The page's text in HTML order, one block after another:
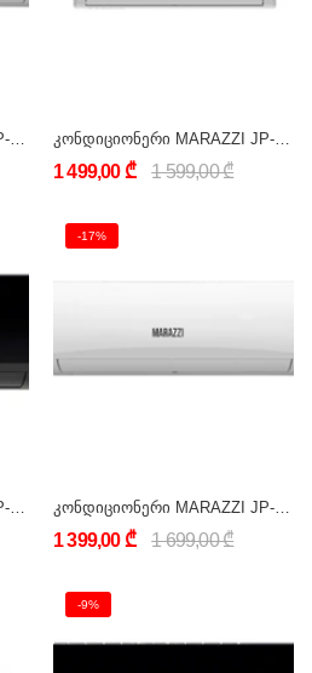
1 499,00 ₾ 1 599,00 ₾
-17%
1 399,00 ₾ 1 699,00 ₾
-9%